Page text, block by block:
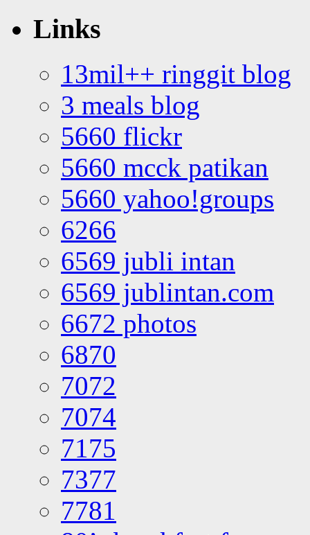
Links
13mil++ ringgit blog
3 meals blog
5660 flickr
5660 mcck patikan
5660 yahoo!groups
6266
6569 jubli intan
6569 jublintan.com
6672 photos
6870
7072
7074
7175
7377
7781